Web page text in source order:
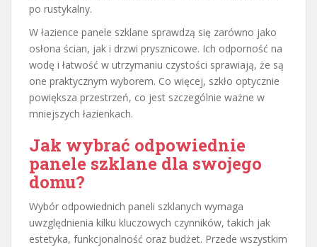
po rustykalny.
W łazience panele szklane sprawdzą się zarówno jako
osłona ścian, jak i drzwi prysznicowe. Ich odporność na
wodę i łatwość w utrzymaniu czystości sprawiają, że są
one praktycznym wyborem. Co więcej, szkło optycznie
powiększa przestrzeń, co jest szczególnie ważne w
mniejszych łazienkach.
Jak wybrać odpowiednie
panele szklane dla swojego
domu?
Wybór odpowiednich paneli szklanych wymaga
uwzględnienia kilku kluczowych czynników, takich jak
estetyka, funkcjonalność oraz budżet. Przede wszystkim